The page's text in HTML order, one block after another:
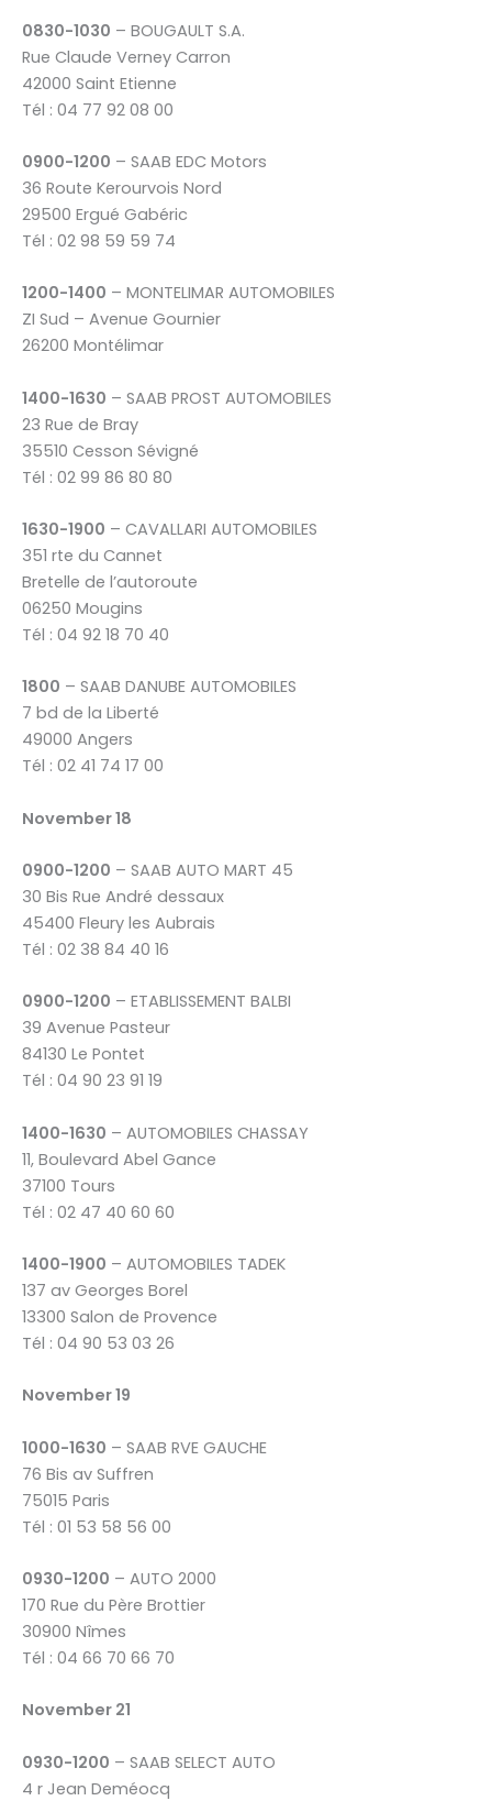
0830-1030 – BOUGAULT S.A.
Rue Claude Verney Carron
42000 Saint Etienne
Tél : 04 77 92 08 00
0900-1200 – SAAB EDC Motors
36 Route Kerourvois Nord
29500 Ergué Gabéric
Tél : 02 98 59 59 74
1200-1400 – MONTELIMAR AUTOMOBILES
ZI Sud – Avenue Gournier
26200 Montélimar
1400-1630 – SAAB PROST AUTOMOBILES
23 Rue de Bray
35510 Cesson Sévigné
Tél : 02 99 86 80 80
1630-1900 – CAVALLARI AUTOMOBILES
351 rte du Cannet
Bretelle de l’autoroute
06250 Mougins
Tél : 04 92 18 70 40
1800 – SAAB DANUBE AUTOMOBILES
7 bd de la Liberté
49000 Angers
Tél : 02 41 74 17 00
November 18
0900-1200 – SAAB AUTO MART 45
30 Bis Rue André dessaux
45400 Fleury les Aubrais
Tél : 02 38 84 40 16
0900-1200 – ETABLISSEMENT BALBI
39 Avenue Pasteur
84130 Le Pontet
Tél : 04 90 23 91 19
1400-1630 – AUTOMOBILES CHASSAY
11, Boulevard Abel Gance
37100 Tours
Tél : 02 47 40 60 60
1400-1900 – AUTOMOBILES TADEK
137 av Georges Borel
13300 Salon de Provence
Tél : 04 90 53 03 26
November 19
1000-1630 – SAAB RVE GAUCHE
76 Bis av Suffren
75015 Paris
Tél : 01 53 58 56 00
0930-1200 – AUTO 2000
170 Rue du Père Brottier
30900 Nîmes
Tél : 04 66 70 66 70
November 21
0930-1200 – SAAB SELECT AUTO
4 r Jean Deméocq